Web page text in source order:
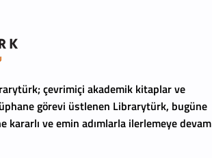
çevrimiçi akademik kitaplar ve
görevi üstlenen Librarytürk, bugüne
ve emin adımlarla ilerlemeye devam